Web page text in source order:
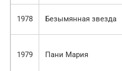
1978 Безымянная звезда
1979 Пани Мария